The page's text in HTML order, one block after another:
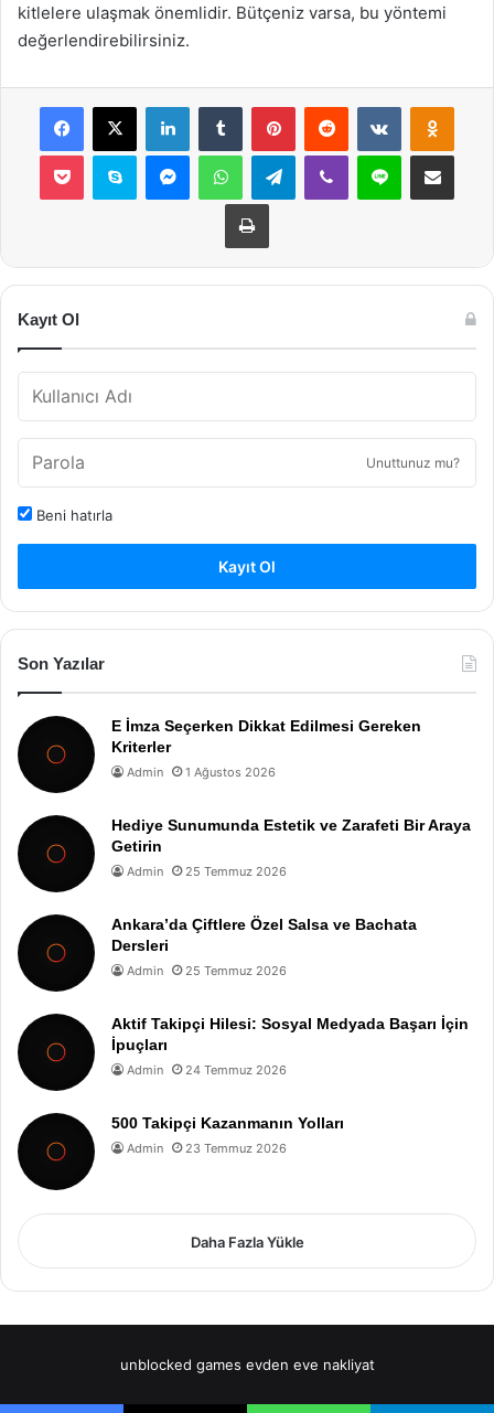
kitlelere ulaşmak önemlidir. Bütçeniz varsa, bu yöntemi
değerlendirebilirsiniz.
Facebook
X LinkedInTumblr PinterestReddit VKontakte
Pocket Skype MessengerWhatsAppTelegramViber Line E-Posta ile
Yazdır
Kayıt Ol
Unuttunuz mu?
Beni hatırla
Kayıt Ol
Son Yazılar
E İmza Seçerken Dikkat Edilmesi Gereken
Kriterler
Admin 1 Ağustos 2026
Hediye Sunumunda Estetik ve Zarafeti Bir Araya
Getirin
Admin 25 Temmuz 2026
Ankara’da Çiftlere Özel Salsa ve Bachata
Dersleri
Admin 25 Temmuz 2026
Aktif Takipçi Hilesi: Sosyal Medyada Başarı İçin
İpuçları
Admin 24 Temmuz 2026
500 Takipçi Kazanmanın Yolları
Admin 23 Temmuz 2026
Daha Fazla Yükle
unblocked games evden eve nakliyat